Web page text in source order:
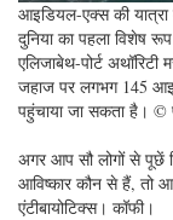
आइडियल-एक्स की यात्रा
दुनिया का पहला विशेष
एलिजाबेथ-पोर्ट
जहाज पर लगभग 145
पहुंचाया जा सकता है। ©
अगर आप सौ लोगों से पूछें
आविष्कार कौन से हैं, तो
एंटीबायोटिक्स। कॉफी।